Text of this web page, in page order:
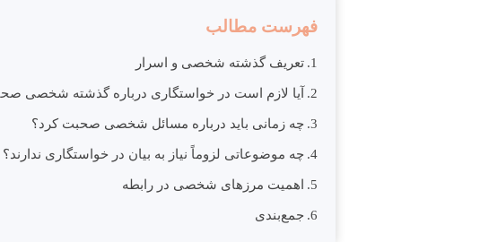
فهرست مطالب
تعریف گذشته شخصی و اسرار
آیا لازم است در خواستگاری درباره گذشته شخصی
چه زمانی باید درباره مسائل شخصی صحبت کرد؟
چه موضوعاتی لزوماً نیاز به بیان در خواستگاری ندارند؟
اهمیت مرزهای شخصی در رابطه
جمع‌بندی